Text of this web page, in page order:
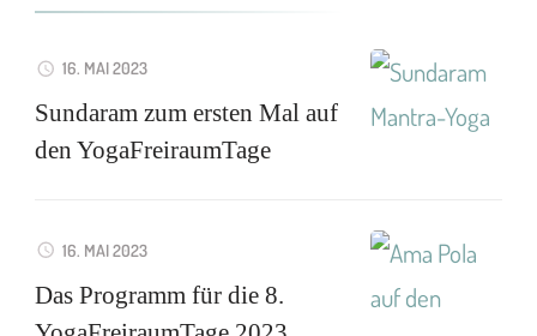
16. MAI 2023
Sundaram zum ersten Mal auf
den YogaFreiraumTage
16. MAI 2023
Das Programm für die 8.